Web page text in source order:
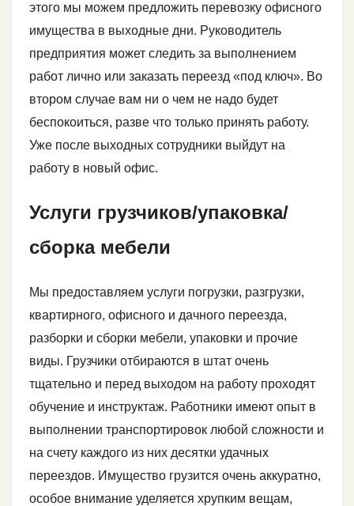
этого мы можем предложить перевозку офисного
имущества в выходные дни. Руководитель
предприятия может следить за выполнением
работ лично или заказать переезд «под ключ». Во
втором случае вам ни о чем не надо будет
беспокоиться, разве что только принять работу.
Уже после выходных сотрудники выйдут на
работу в новый офис.
Услуги грузчиков/упаковка/
сборка мебели
Мы предоставляем услуги погрузки, разгрузки,
квартирного, офисного и дачного переезда,
разборки и сборки мебели, упаковки и прочие
виды. Грузчики отбираются в штат очень
тщательно и перед выходом на работу проходят
обучение и инструктаж. Работники имеют опыт в
выполнении транспортировок любой сложности и
на счету каждого из них десятки удачных
переездов. Имущество грузится очень аккуратно,
особое внимание уделяется хрупким вещам,